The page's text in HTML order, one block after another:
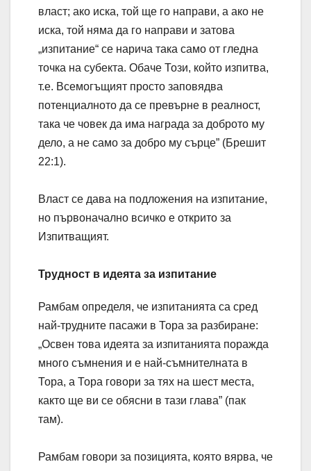
власт; ако иска, той ще го направи, а ако не
иска, той няма да го направи и затова
„изпитание“ се нарича така само от гледна
точка на субекта. Обаче Този, който изпитва,
т.е. Всемогъщият просто заповядва
потенциалното да се превърне в реалност,
така че човек да има награда за доброто му
дело, а не само за добро му сърце” (Брешит
22:1).
Власт се дава на подложения на изпитание,
но първоначално всичко е открито за
Изпитващият.
Трудност в идеята за изпитание
Рамбам определя, че изпитанията са сред
най-трудните пасажи в Тора за разбиране:
„Освен това идеята за изпитанията поражда
много съмнения и е най-съмнителната в
Тора, а Тора говори за тях на шест места,
както ще ви се обясни в тази глава” (пак
там).
Рамбам говори за позицията, която вярва, че